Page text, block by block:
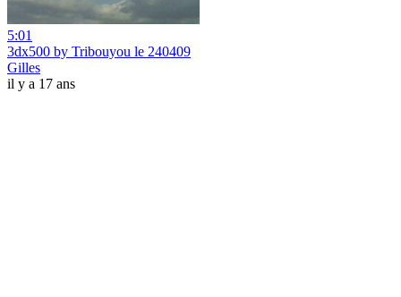
5:01
3dx500 by Tribouyou le 240409
Gilles
il y a 17 ans